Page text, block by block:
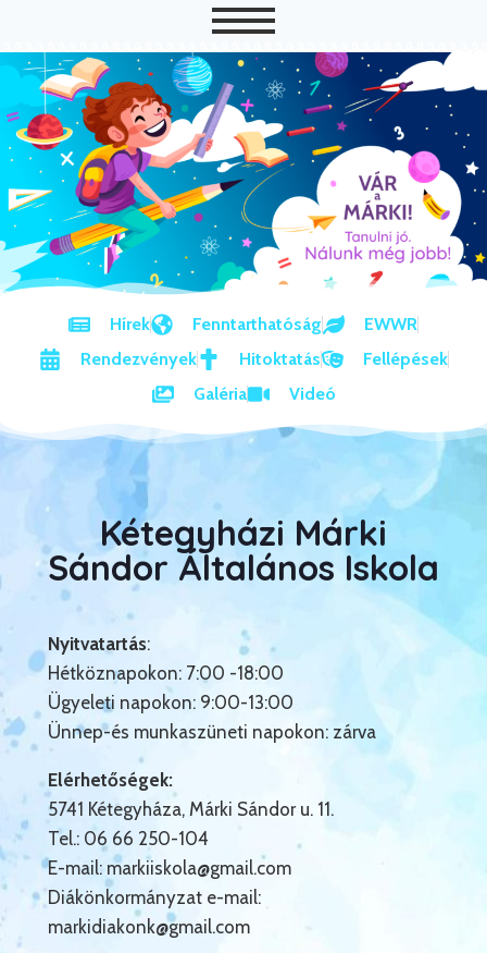
Hírek Fenntarthatóság
EWWR
Rendezvények
Hitoktatás
Fellépések
Galéria
Videó
Kétegyházi Márki
Sándor Általános Iskola
Nyitvatartás:
Hétköznapokon: 7:00 -18:00
Ügyeleti napokon: 9:00-13:00
Ünnep-és munkaszüneti napokon: zárva
Elérhetőségek:
5741 Kétegyháza, Márki Sándor u. 11.
Tel.: 06 66 250-104
E-mail: markiiskola@gmail.com
Diákönkormányzat e-mail:
markidiakonk@gmail.com